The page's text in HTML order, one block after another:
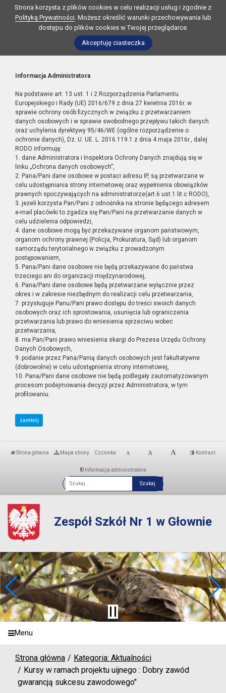
Strona korzysta z plików cookies w celu realizacji usług i zgodnie z
Polityką Prywatności. Możesz określić warunki przechowywania lub
dostępu do plików cookies w Twojej przeglądarce.
Akceptuję ciasteczka
Informacja Administratora
Na podstawie art. 13 ust. 1 i 2 Rozporządzenia Parlamentu
Europejskiego i Rady (UE) 2016/679 z dnia 27 kwietnia 2016r. w
sprawie ochrony osób fizycznych w związku z przetwarzaniem
danych osobowych i w sprawie swobodnego przepływu takich danych
oraz uchylenia dyrektywy 95/46/WE (ogólne rozporządzenie o
ochronie danych), Dz. U. UE. L. 2016.119.1 z dnia 4 maja 2016r., dalej
RODO informuję:
1. dane Administratora i Inspektora Ochrony Danych znajdują się w
linku „Ochrona danych osobowych”,
2. Pana/Pani dane osobowe w postaci adresu IP, są przetwarzane w
celu udostępniania strony internetowej oraz wypełnienia obowiązków
prawnych spoczywających na administratorze(art.6 ust.1 lit.c RODO),
3. jeżeli korzysta Pan/Pani z odnośnika na stronie będącego adresem
e-mail placówki to zgadza się Pan/Pani na przetwarzanie danych w
celu udzielenia odpowiedzi,
4. dane osobowe mogą być przekazywane organom państwowym,
organom ochrony prawnej (Policja, Prokuratura, Sąd) lub organom
samorządu terytorialnego w związku z prowadzonym
postępowaniem,
5. Pana/Pani dane osobowe nie będą przekazywane do państwa
trzeciego ani do organizacji międzynarodowej,
6. Pana/Pani dane osobowe będą przetwarzane wyłącznie przez
okres i w zakresie niezbędnym do realizacji celu przetwarzania,
7. przysługuje Panu/Pani prawo dostępu do treści swoich danych
osobowych oraz ich sprostowania, usunięcia lub ograniczenia
przetwarzania lub prawo do wniesienia sprzeciwu wobec
przetwarzania,
8. ma Pan/Pani prawo wniesienia skargi do Prezesa Urzędu Ochrony
Danych Osobowych,
9. podanie przez Pana/Panią danych osobowych jest fakultatywne
(dobrowolne) w celu udostępnienia strony internetowej,
10. Pana/Pani dane osobowe nie będą podlegały zautomatyzowanym
procesom podejmowania decyzji przez Administratora, w tym
profilowaniu.
zamknij
Strona główna Mapa strony Czcionka Kontrast
Informacja administratora
Fraza
Zespół Szkół Nr 1 w Głownie
Menu
Strona główna
Kategoria: Aktualności
Kursy w ramach projektu uijnego : Dobry zawód
gwarancją sukcesu zawodowego"